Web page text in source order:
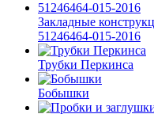
Закладные
51246464-015-2016
Трубки Перкинса
Бобышки